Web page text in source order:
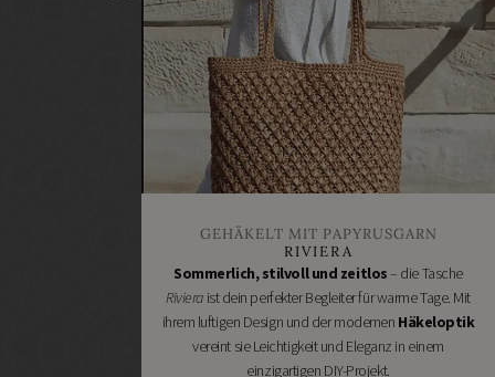
machen
Heimwerken
Renovieren
DIY
GESCHÄFTE
Bastelbedarf
Stoffgeschäfte
Handgemachtes
Schneidereibedarf
Handarbeitszubehör
DIY
Online
GEHÄKELT MIT PAPYRUSGARN
RIVIERA
Sommerlich, stilvoll und zeitlos– die Tasche
Rivieraist dein perfekter Begleiter für warme Tage. Mit
ihrem luftigen Design und der modernen Häkeloptik
vereint sie Leichtigkeit und Eleganz in einem
einzigartigen DIY-Projekt.